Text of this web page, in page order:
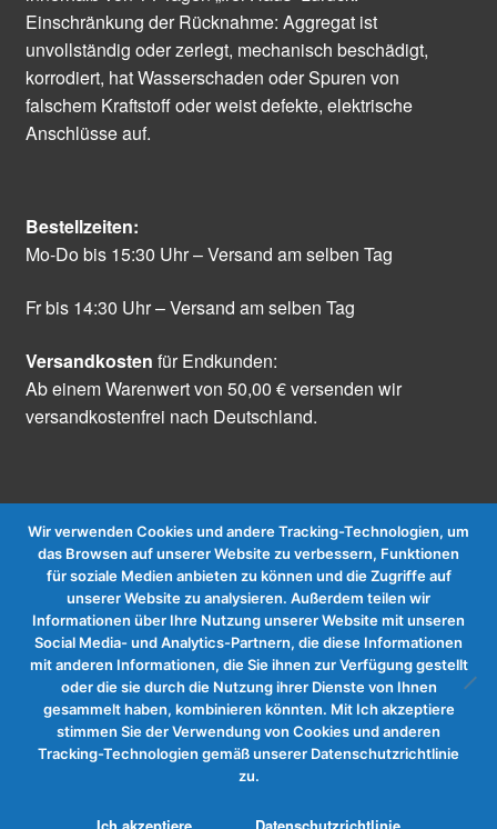
Einschränkung der Rücknahme: Aggregat ist
unvollständig oder zerlegt, mechanisch beschädigt,
korrodiert, hat Wasserschaden oder Spuren von
falschem Kraftstoff oder weist defekte, elektrische
Anschlüsse auf.
Bestellzeiten:
Mo-Do bis 15:30 Uhr – Versand am selben Tag
Fr bis 14:30 Uhr – Versand am selben Tag
Versandkosten für Endkunden:
Ab einem Warenwert von 50,00 € versenden wir
versandkostenfrei nach Deutschland.
Vertrag widerrufen
Wir verwenden Cookies und andere Tracking-Technologien, um
das Browsen auf unserer Website zu verbessern, Funktionen
für soziale Medien anbieten zu können und die Zugriffe auf
unserer Website zu analysieren. Außerdem teilen wir
Informationen über Ihre Nutzung unserer Website mit unseren
Social Media- und Analytics-Partnern, die diese Informationen
mit anderen Informationen, die Sie ihnen zur Verfügung gestellt
oder die sie durch die Nutzung ihrer Dienste von Ihnen
gesammelt haben, kombinieren könnten. Mit Ich akzeptiere
stimmen Sie der Verwendung von Cookies und anderen
Tracking-Technologien gemäß unserer Datenschutzrichtlinie
zu.